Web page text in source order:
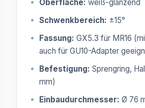
Oberfläche: weiß-glänzend
Schwenkbereich: ±15°
Fassung: GX5.3 für MR16
auch für GU10-Adapter
Befestigung: Sprengring,
mm)
Einbaudurchmesser: Ø 76